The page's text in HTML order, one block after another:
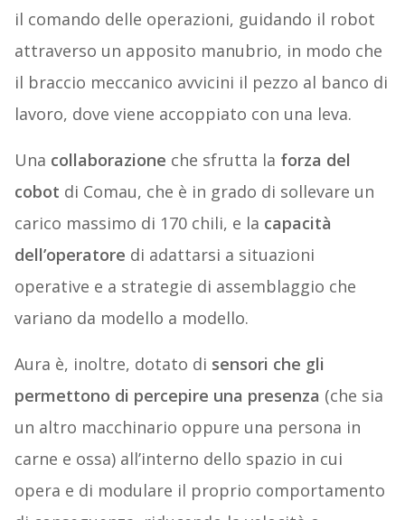
il comando delle operazioni, guidando il robot
attraverso un apposito manubrio, in modo che
il braccio meccanico avvicini il pezzo al banco di
lavoro, dove viene accoppiato con una leva.
Una collaborazione che sfrutta la forza del
cobot di Comau, che è in grado di sollevare un
carico massimo di 170 chili, e la capacità
dell’operatore di adattarsi a situazioni
operative e a strategie di assemblaggio che
variano da modello a modello.
Aura è, inoltre, dotato di sensori che gli
permettono di percepire una presenza (che sia
un altro macchinario oppure una persona in
carne e ossa) all’interno dello spazio in cui
opera e di modulare il proprio comportamento